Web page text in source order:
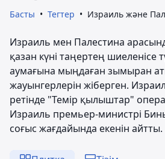
Басты Тегтер Израиль және
Израиль мен Палестина
қазан күні таңертең шиеленісе
аумағына мыңдаған зымыран
жауынгерлерін жіберген.
ретінде "Темір қылыштар"
Израиль премьер-министрі
соғыс жағдайында екенін айтты.